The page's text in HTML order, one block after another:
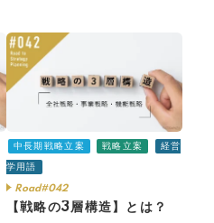
中長期戦略立案 戦略立案
経営
学用語
Road#042
【戦略の3層構造】とは？